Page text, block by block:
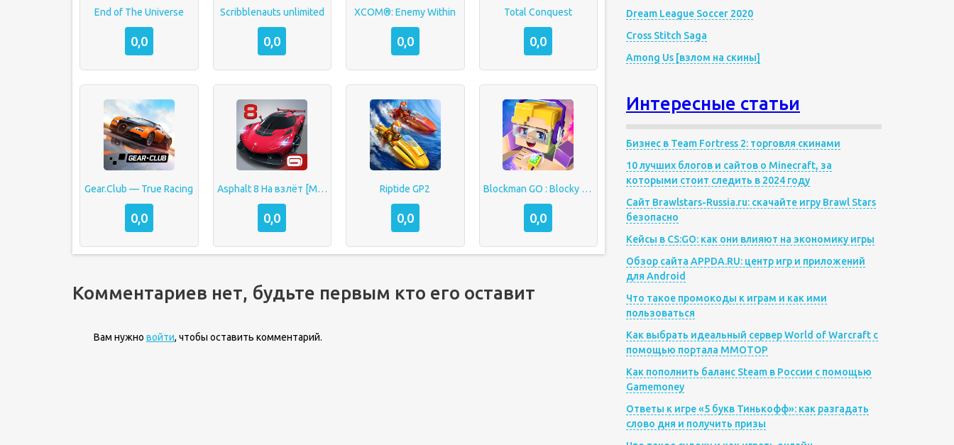
End of The Universe
0,0
Scribblenauts unlimited
0,0
XCOM®: Enemy Within
0,0
Total Conquest
0,0
Gear.Club — True Racing
0,0
Asphalt 8 На взлёт [МОД]
0,0
Riptide GP2
0,0
Blockman GO : Blocky Mods
0,0
Комментариев нет, будьте первым кто его оставит
Вам нужно войти, чтобы оставить комментарий.
Dream League Soccer 2020
Cross Stitch Saga
Among Us [взлом на скины]
Интересные статьи
Бизнес в Team Fortress 2: торговля скинами
10 лучших блогов и сайтов о Minecraft, за
которыми стоит следить в 2024 году
Сайт Brawlstars-Russia.ru: скачайте игру Brawl Stars
безопасно
Кейсы в CS:GO: как они влияют на экономику игры
Обзор сайта APPDA.RU: центр игр и приложений
для Android
Что такое промокоды к играм и как ими
пользоваться
Как выбрать идеальный сервер World of Warcraft с
помощью портала MMOTOP
Как пополнить баланс Steam в России с помощью
Gamemoney
Ответы к игре «5 букв Тинькофф»: как разгадать
слово дня и получить призы